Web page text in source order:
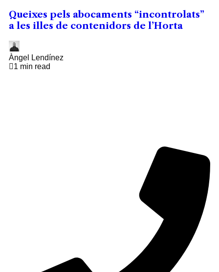
Queixes pels abocaments “incontrolats”
a les illes de contenidors de l’Horta
Àngel Lendínez
1 min read